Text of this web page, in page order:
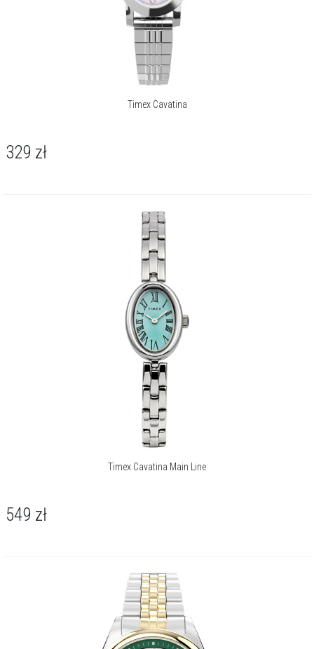
Timex Cavatina
329 zł
Timex Cavatina Main Line
549 zł